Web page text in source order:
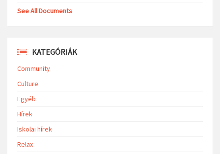
See All Documents
KATEGÓRIÁK
Community
Culture
Egyéb
Hírek
Iskolai hírek
Relax